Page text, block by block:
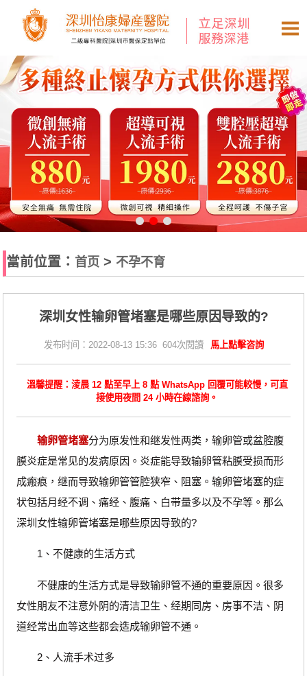
當前位置： 首页 > 不孕不育
深圳女性输卵管堵塞是哪些原因导致的?
发布时间：2022-08-13 15:36 604次閱讀 馬上點擊咨詢
溫馨提醒：淩晨 12 點至早上 8 點 WhatsApp 回覆可能較慢，可直
接使用夜間 24 小時在線諮詢。
输卵管堵塞分为原发性和继发性两类，输卵管或盆腔腹
膜炎症是常见的发病原因。炎症能导致输卵管粘膜受损而形
成瘢痕，继而导致输卵管管腔狭窄、阻塞。输卵管堵塞的症
状包括月经不调、痛经、腹痛、白带量多以及不孕等。那么
深圳女性输卵管堵塞是哪些原因导致的?
1、不健康的生活方式
不健康的生活方式是导致输卵管不通的重要原因。很多
女性朋友不注意外阴的清洁卫生、经期同房、房事不洁、阴
道经常出血等这些都会造成输卵管不通。
2、人流手术过多